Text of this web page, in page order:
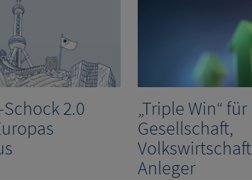
2.0
„Triple Win“ für
Gesellschaft,
Anleger